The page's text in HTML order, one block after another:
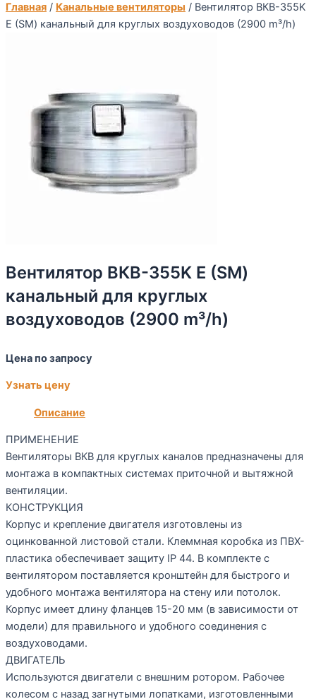
Главная / Канальные вентиляторы / Вентилятор ВКВ-355K
Е (SM) канальный для круглых воздуховодов (2900 m³/h)
Вентилятор ВКВ-355K Е (SM)
канальный для круглых
воздуховодов (2900 m³/h)
Цена по запросу
Узнать цену
Описание
ПРИМЕНЕНИЕ
Вентиляторы ВКВ для круглых каналов предназначены для
монтажа в компактных системах приточной и вытяжной
вентиляции.
КОНСТРУКЦИЯ
Корпус и крепление двигателя изготовлены из
оцинкованной листовой стали. Клеммная коробка из ПВХ-
пластика обеспечивает защиту IP 44. В комплекте с
вентилятором поставляется кронштейн для быстрого и
удобного монтажа вентилятора на стену или потолок.
Корпус имеет длину фланцев 15-20 мм (в зависимости от
модели) для правильного и удобного соединения с
воздуховодами.
ДВИГАТЕЛЬ
Используются двигатели с внешним ротором. Рабочее
колесом с назад загнутыми лопатками, изготовленными